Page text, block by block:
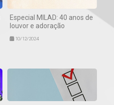
Especial MILAD: 40 anos de
louvor e adoração
10/12/2024